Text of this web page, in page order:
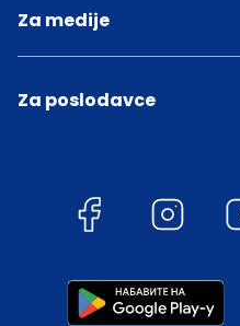
Za medije
Za poslodavce